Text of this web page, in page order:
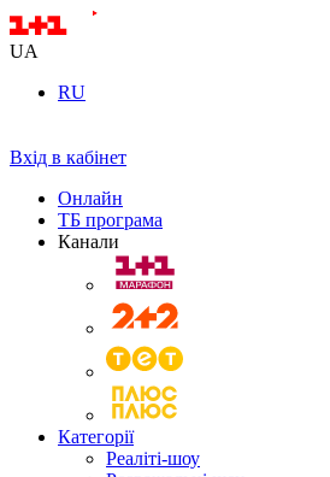
UA
RU
Вхід в кабінет
Онлайн
ТБ програма
Канали
Категорії
Реаліті-шоу